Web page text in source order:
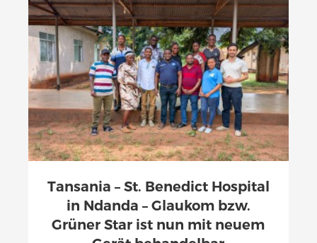
Tansania – St. Benedict Hospital
in Ndanda – Glaukom bzw.
Grüner Star ist nun mit neuem